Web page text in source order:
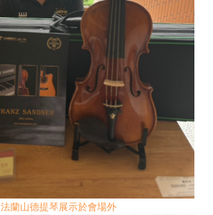
法蘭山德提琴展示於會場外